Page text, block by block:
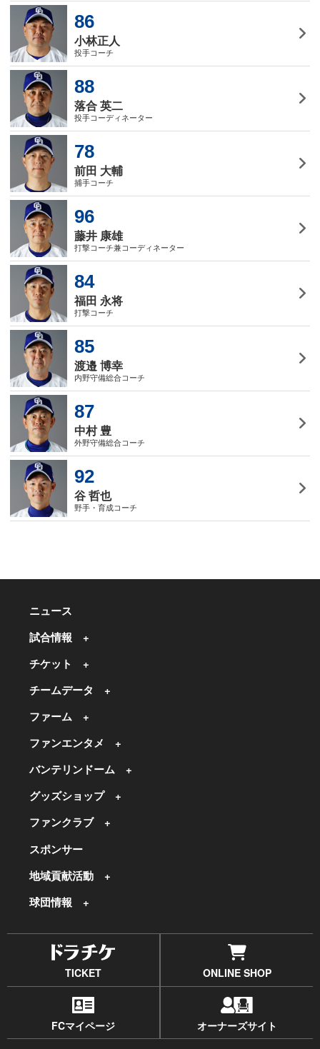
86
小林正人
投手コーチ
88
落合 英二
投手コーディネーター
78
前田 大輔
捕手コーチ
96
藤井 康雄
打撃コーチ兼コーディネーター
84
福田 永将
打撃コーチ
85
渡邉 博幸
内野守備総合コーチ
87
中村 豊
外野守備総合コーチ
92
谷 哲也
野手・育成コーチ
ニュース
試合情報
チケット
チームデータ
ファーム
ファンエンタメ
バンテリンドーム
グッズショップ
ファンクラブ
スポンサー
地域貢献活動
球団情報
TICKET ONLINE SHOP
FCマイページ オーナーズサイト